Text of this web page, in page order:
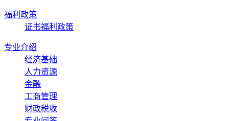
福利政策
证书福利政策
专业介绍
经济基础
人力资源
金融
工商管理
财政税收